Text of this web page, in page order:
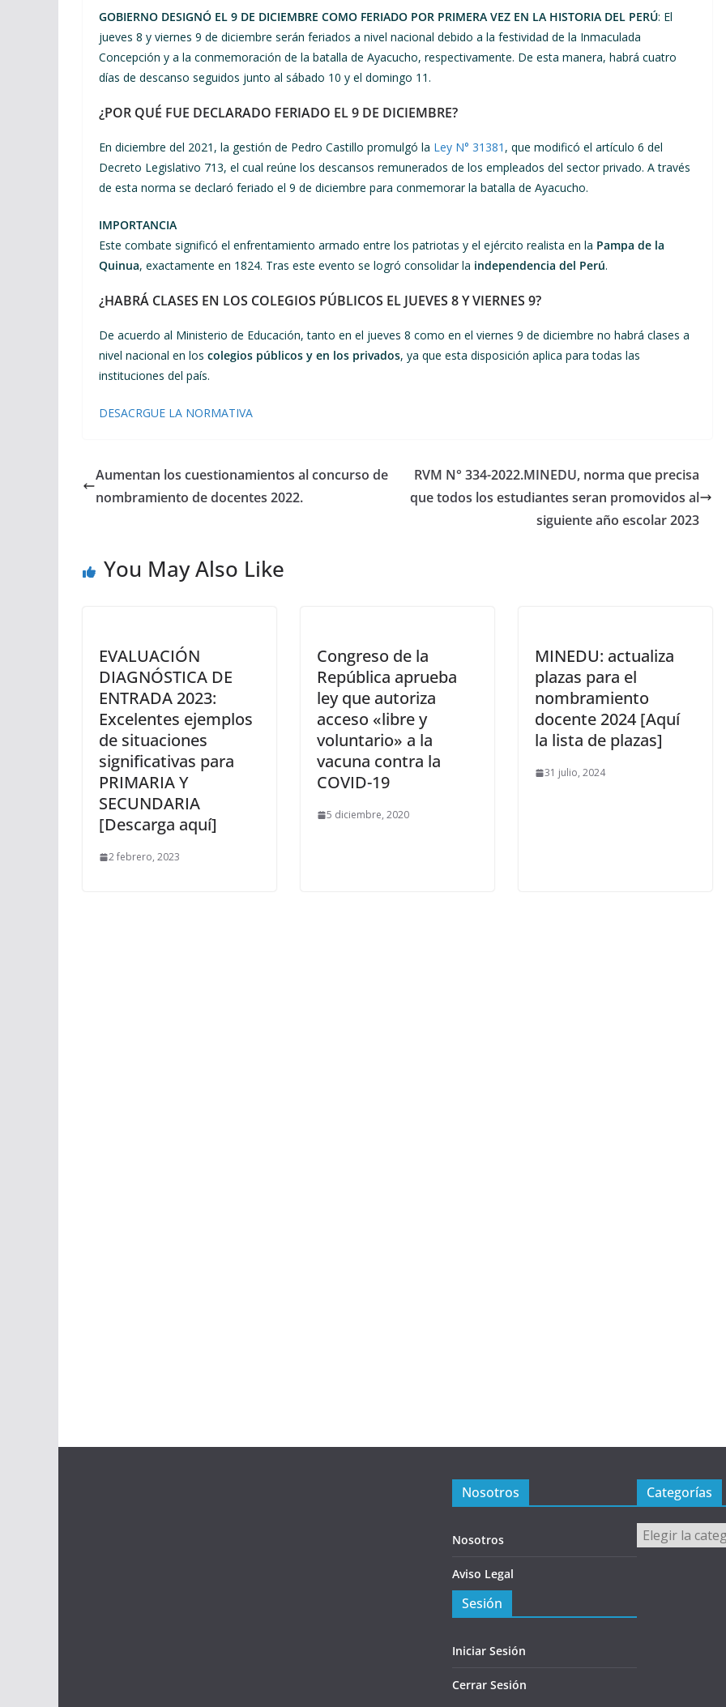
GOBIERNO DESIGNÓ EL 9 DE DICIEMBRE COMO FERIADO POR PRIMERA VEZ EN LA HISTORIA DEL PERÚ: El
jueves 8 y viernes 9 de diciembre serán feriados a nivel nacional debido a la festividad de la Inmaculada
Concepción y a la conmemoración de la batalla de Ayacucho, respectivamente. De esta manera, habrá cuatro
días de descanso seguidos junto al sábado 10 y el domingo 11.
¿POR QUÉ FUE DECLARADO FERIADO EL 9 DE DICIEMBRE?
En diciembre del 2021, la gestión de Pedro Castillo promulgó la Ley N° 31381 , que modificó el artículo 6 del
Decreto Legislativo 713, el cual reúne los descansos remunerados de los empleados del sector privado. A través
de esta norma se declaró feriado el 9 de diciembre para conmemorar la batalla de Ayacucho.
IMPORTANCIA
Este combate significó el enfrentamiento armado entre los patriotas y el ejército realista en la Pampa de la
Quinua, exactamente en 1824. Tras este evento se logró consolidar la independencia del Perú.
¿HABRÁ CLASES EN LOS COLEGIOS PÚBLICOS EL JUEVES 8 Y VIERNES 9?
De acuerdo al Ministerio de Educación, tanto en el jueves 8 como en el viernes 9 de diciembre no habrá clases a
nivel nacional en los colegios públicos y en los privados, ya que esta disposición aplica para todas las
instituciones del país.
DESACRGUE LA NORMATIVA
Aumentan los cuestionamientos al concurso de
nombramiento de docentes 2022.
RVM N° 334-2022.MINEDU, norma que precisa
que todos los estudiantes seran promovidos al
siguiente año escolar 2023
You May Also Like
EVALUACIÓN
DIAGNÓSTICA DE
ENTRADA 2023:
Excelentes ejemplos
de situaciones
significativas para
PRIMARIA Y
SECUNDARIA
[Descarga aquí]
2 febrero, 2023
Congreso de la
República aprueba
ley que autoriza
acceso «libre y
voluntario» a la
vacuna contra la
COVID-19
5 diciembre, 2020
MINEDU: actualiza
plazas para el
nombramiento
docente 2024 [Aquí
la lista de plazas]
31 julio, 2024
Nosotros
Nosotros
Aviso Legal
Sesión
Iniciar Sesión
Cerrar Sesión
Categorías
Categorías